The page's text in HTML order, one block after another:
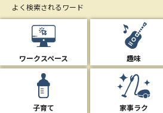
よく検索されるワード
ワークスペース 趣味
子育て 家事ラク